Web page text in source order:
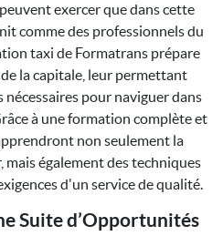
exercer que dans cette
comme des professionnels du
taxi de Formatrans prépare
de la capitale, leur permettant
pour naviguer dans
à une formation complète et
non seulement la
également des techniques
d'un service de qualité.
Suite d’Opportunités